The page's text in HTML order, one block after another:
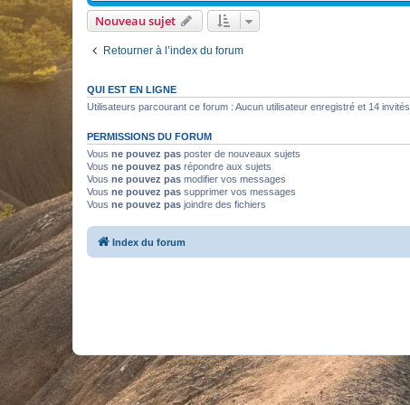
Nouveau sujet
Retourner à l’index du forum
QUI EST EN LIGNE
Utilisateurs parcourant ce forum : Aucun utilisateur enregistré et 14 invités
PERMISSIONS DU FORUM
Vous ne pouvez pas poster de nouveaux sujets
Vous ne pouvez pas répondre aux sujets
Vous ne pouvez pas modifier vos messages
Vous ne pouvez pas supprimer vos messages
Vous ne pouvez pas joindre des fichiers
Index du forum